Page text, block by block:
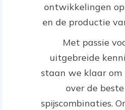
ontwikkelingen
en de productie
Met passie
uitgebreide
staan we klaar om
over de
spijscombinaties.